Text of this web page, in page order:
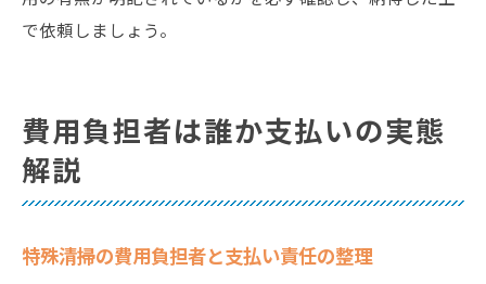
で依頼しましょう。
費用負担者は誰か支払いの実態
解説
特殊清掃の費用負担者と支払い責任の整理